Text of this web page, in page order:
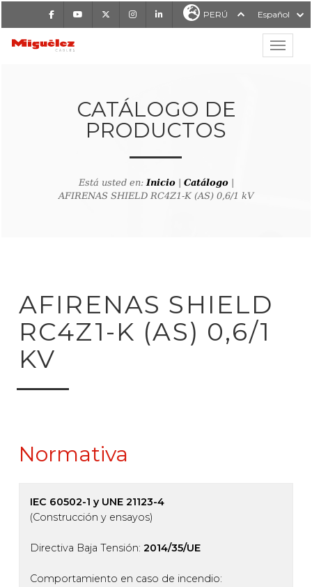
FacebookYoutube InstagramLinkedIn PERÚ Español
MIGUÉLEZ CABLES
CATÁLOGO DE
PRODUCTOS
Está usted en:Inicio| Catálogo|
AFIRENAS SHIELD RC4Z1-K (AS) 0,6/1 kV
al buscador de
AFIRENAS SHIELD
RC4Z1-K (AS) 0,6/1
KV
Normativa
IEC 60502-1 y UNE 21123-4
(Construcción y ensayos)
Directiva Baja Tensión: 2014/35/UE
Comportamiento en caso de incendio: